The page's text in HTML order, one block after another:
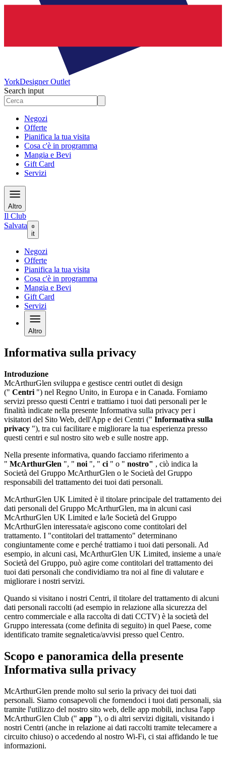
YorkDesigner Outlet
Search input
Negozi
Offerte
Pianifica la tua visita
Cosa c'è in programma
Mangia e Bevi
Gift Card
Servizi
Altro
Il Club
Salvata
it
Negozi
Offerte
Pianifica la tua visita
Cosa c'è in programma
Mangia e Bevi
Gift Card
Servizi
Altro
Informativa sulla privacy
Introduzione
McArthurGlen sviluppa e gestisce centri outlet di design
(" Centri ") nel Regno Unito, in Europa e in Canada. Forniamo
servizi presso questi Centri e trattiamo i tuoi dati personali per le
finalità indicate nella presente Informativa sulla privacy per i
visitatori del Sito Web, dell'App e dei Centri (" Informativa sulla
privacy "), tra cui facilitare e migliorare la tua esperienza presso
questi centri e sul nostro sito web e sulle nostre app.
Nella presente informativa, quando facciamo riferimento a
" McArthurGlen ", " noi ", " ci " o " nostro" , ciò indica la
Società del Gruppo McArthurGlen o le Società del Gruppo
responsabili del trattamento dei tuoi dati personali.
McArthurGlen UK Limited è il titolare principale del trattamento dei
dati personali del Gruppo McArthurGlen, ma in alcuni casi
McArthurGlen UK Limited e la/le Società del Gruppo
McArthurGlen interessata/e agiscono come contitolari del
trattamento. I "contitolari del trattamento" determinano
congiuntamente come e perché trattiamo i tuoi dati personali. Ad
esempio, in alcuni casi, McArthurGlen UK Limited, insieme a una/e
Società del Gruppo, può agire come contitolari del trattamento dei
tuoi dati personali che condividiamo tra noi al fine di valutare e
migliorare i nostri servizi.
Quando si visitano i nostri Centri, il titolare del trattamento di alcuni
dati personali raccolti (ad esempio in relazione alla sicurezza del
centro commerciale e alla raccolta di dati CCTV) è la società del
Gruppo interessata (come definita di seguito) in quel Paese, come
identificato tramite segnaletica/avvisi presso quel Centro.
Scopo e panoramica della presente
Informativa sulla privacy
McArthurGlen prende molto sul serio la privacy dei tuoi dati
personali. Siamo consapevoli che fornendoci i tuoi dati personali, sia
tramite l'utilizzo del nostro sito web, delle app mobili, inclusa l'app
McArthurGlen Club (" app "), o di altri servizi digitali, visitando i
nostri Centri (anche in relazione ai dati raccolti tramite telecamere a
circuito chiuso) o accedendo al nostro Wi-Fi, ci stai affidando le tue
informazioni.